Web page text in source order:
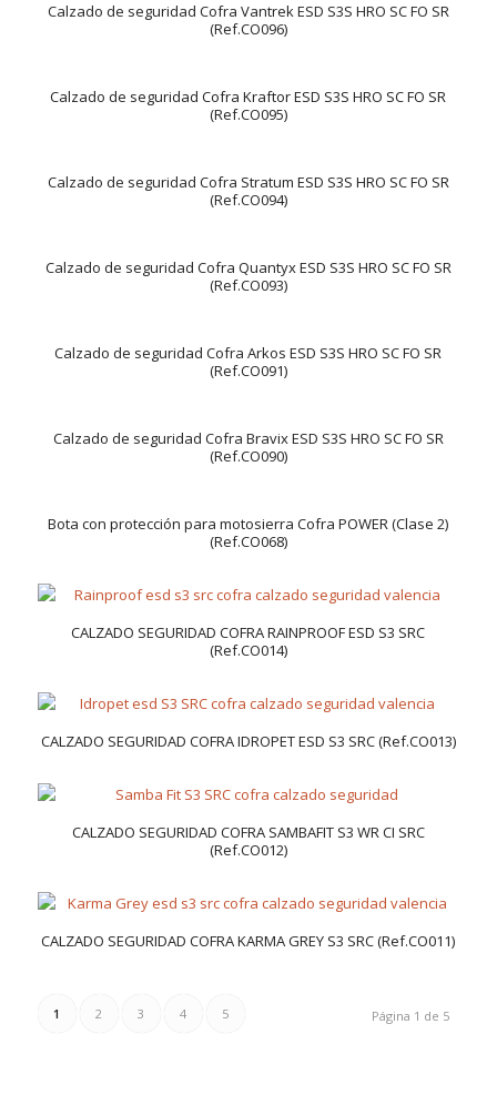
Calzado de seguridad Cofra Vantrek ESD S3S HRO SC FO SR
(Ref.CO096)
Calzado de seguridad Cofra Kraftor ESD S3S HRO SC FO SR
(Ref.CO095)
Calzado de seguridad Cofra Stratum ESD S3S HRO SC FO SR
(Ref.CO094)
Calzado de seguridad Cofra Quantyx ESD S3S HRO SC FO SR
(Ref.CO093)
Calzado de seguridad Cofra Arkos ESD S3S HRO SC FO SR
(Ref.CO091)
Calzado de seguridad Cofra Bravix ESD S3S HRO SC FO SR
(Ref.CO090)
Bota con protección para motosierra Cofra POWER (Clase 2)
(Ref.CO068)
CALZADO SEGURIDAD COFRA RAINPROOF ESD S3 SRC
(Ref.CO014)
CALZADO SEGURIDAD COFRA IDROPET ESD S3 SRC (Ref.CO013)
CALZADO SEGURIDAD COFRA SAMBAFIT S3 WR CI SRC
(Ref.CO012)
CALZADO SEGURIDAD COFRA KARMA GREY S3 SRC (Ref.CO011)
Página 1 de 5
1 2 3 4 5